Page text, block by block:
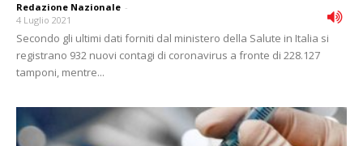
Redazione Nazionale -
4 Luglio 2021
Secondo gli ultimi dati forniti dal ministero della Salute in Italia si
registrano 932 nuovi contagi di coronavirus a fronte di 228.127
tamponi, mentre...